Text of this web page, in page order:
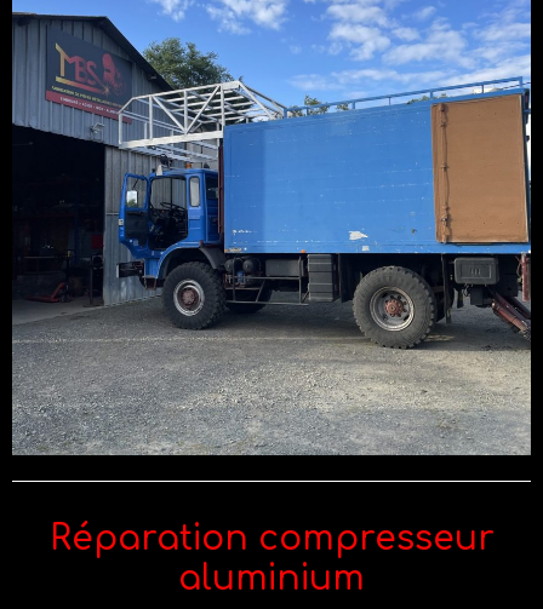
Réparation compresseur
aluminium